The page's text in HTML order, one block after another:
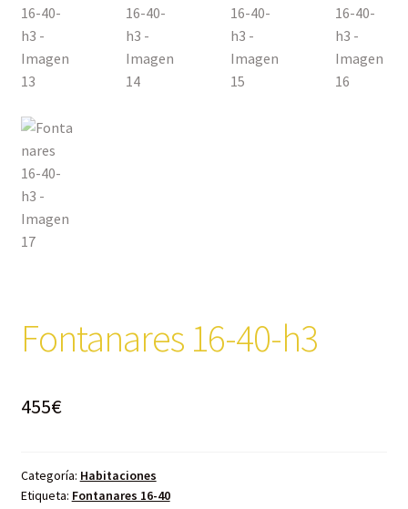
Fontanares 16-40-h3
455€
Categoría: Habitaciones
Etiqueta: Fontanares 16-40